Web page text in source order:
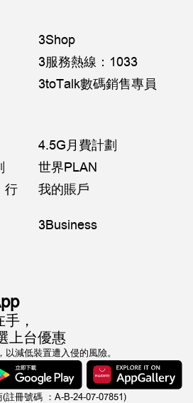
3Shop
3服務熱線：1033
3toTalk數碼銷售專員
4.5G月費計劃
世界PLAN
行
我的賬戶
3Business
，
上台優惠
減低裝置遭入侵的風險。
註冊號碼 ：A-B-24-07-07851)